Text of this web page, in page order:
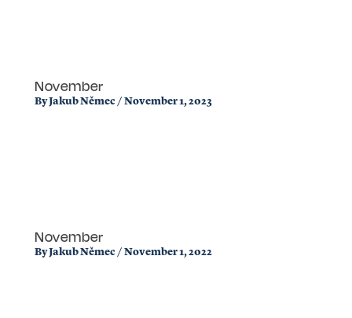
November
ByJakub Němec / November 1, 2023
November
ByJakub Němec / November 1, 2022